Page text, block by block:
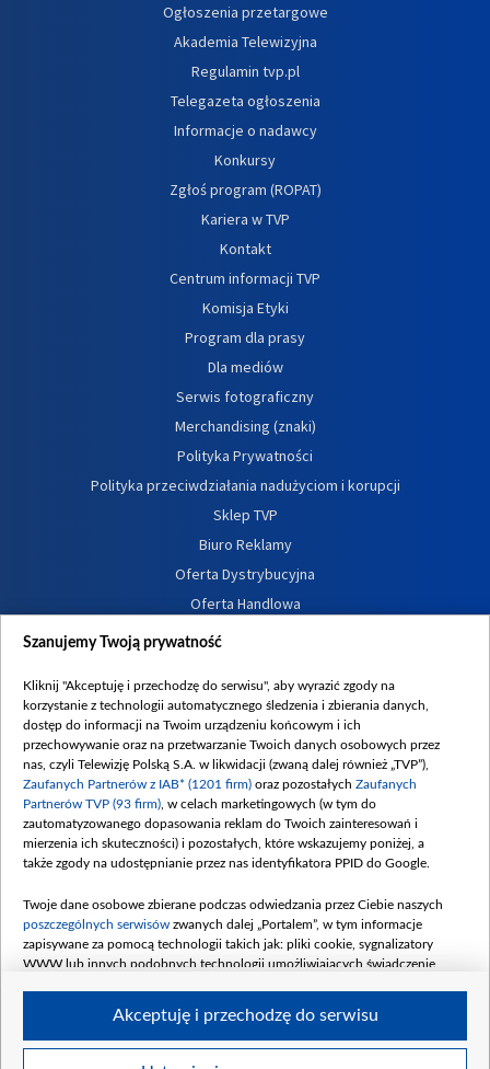
Ogłoszenia przetargowe
Akademia Telewizyjna
Regulamin tvp.pl
Telegazeta ogłoszenia
Informacje o nadawcy
Konkursy
Zgłoś program (ROPAT)
Kariera w TVP
Kontakt
Centrum informacji TVP
Komisja Etyki
Program dla prasy
Dla mediów
Serwis fotograficzny
Merchandising (znaki)
Polityka Prywatności
Polityka przeciwdziałania nadużyciom i korupcji
Sklep TVP
Biuro Reklamy
Oferta Dystrybucyjna
Oferta Handlowa
Dostępność
Procedura zgłoszeń wewnętrznych
Szanujemy Twoją prywatność
Kliknij "Akceptuję i przechodzę do serwisu", aby wyrazić zgody na
korzystanie z technologii automatycznego śledzenia i zbierania danych,
dostęp do informacji na Twoim urządzeniu końcowym i ich
przechowywanie oraz na przetwarzanie Twoich danych osobowych przez
nas, czyli Telewizję Polską S.A. w likwidacji (zwaną dalej również „TVP”),
Zaufanych Partnerów z IAB* (1201 firm) oraz pozostałych Zaufanych
Partnerów TVP (93 firm) , w celach marketingowych (w tym do
zautomatyzowanego dopasowania reklam do Twoich zainteresowań i
mierzenia ich skuteczności) i pozostałych, które wskazujemy poniżej, a
także zgody na udostępnianie przez nas identyfikatora PPID do Google.
Twoje dane osobowe zbierane podczas odwiedzania przez Ciebie naszych
poszczególnych serwisów zwanych dalej „Portalem”, w tym informacje
zapisywane za pomocą technologii takich jak: pliki cookie, sygnalizatory
WWW lub innych podobnych technologii umożliwiających świadczenie
Twoje dane osobowe zbierane podczas odwiedzania przez Ciebie
Akceptuję i przechodzę do serwisu